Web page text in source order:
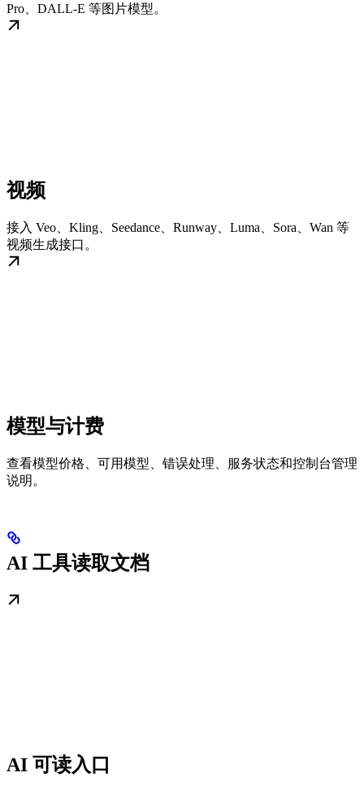
Pro、DALL-E 等图片模型。
视频
接入 Veo、Kling、Seedance、Runway、Luma、Sora、Wan 等
视频生成接口。
模型与计费
查看模型价格、可用模型、错误处理、服务状态和控制台管理
说明。
AI 工具读取文档
AI 可读入口